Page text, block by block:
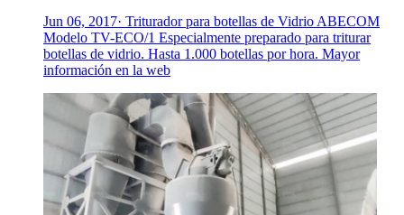
Jun 06, 2017· Triturador para botellas de Vidrio ABECOM
Modelo TV-ECO/1 Especialmente preparado para triturar
botellas de vidrio. Hasta 1.000 botellas por hora. Mayor
información en la web